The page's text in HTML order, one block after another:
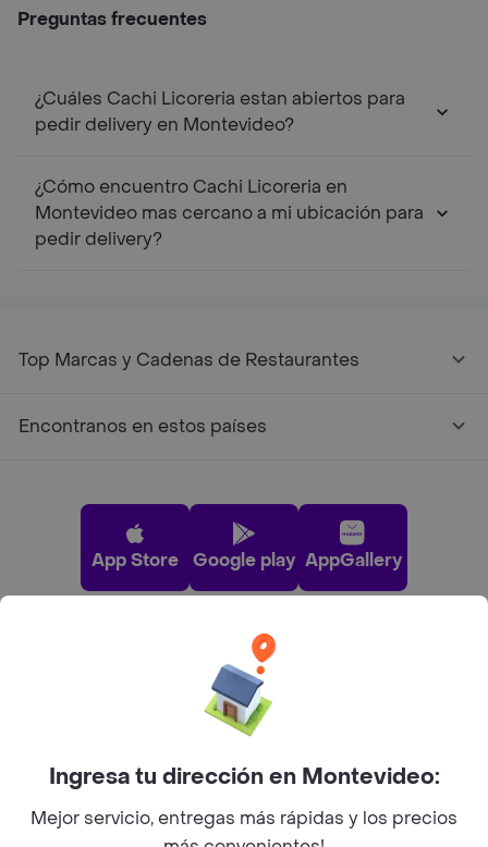
Preguntas frecuentes
¿Cuáles Cachi Licoreria estan abiertos para
pedir delivery en Montevideo?
¿Cómo encuentro Cachi Licoreria en
Montevideo mas cercano a mi ubicación para
pedir delivery?
Top Marcas y Cadenas de Restaurantes
Encontranos en estos países
App Store Google play AppGallery
Pide tu comida favorita cerca de ti
Ingresa tu dirección en Montevideo:
Mejor servicio, entregas más rápidas y los precios